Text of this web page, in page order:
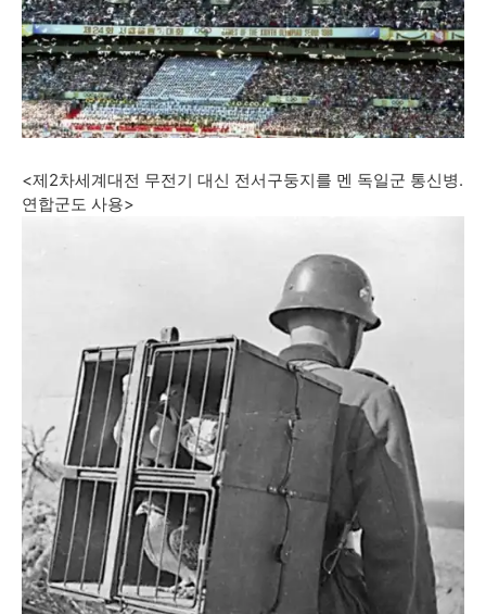
<제2차세계대전 무전기 대신 전서구둥지를 멘 독일군 통신병.
연합군도 사용>